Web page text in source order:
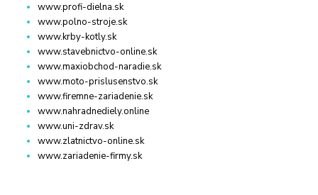
www.profi-dielna.sk
www.polno-stroje.sk
www.krby-kotly.sk
www.stavebnictvo-online.sk
www.maxiobchod-naradie.sk
www.moto-prislusenstvo.sk
www.firemne-zariadenie.sk
www.nahradnediely.online
www.uni-zdrav.sk
www.zlatnictvo-online.sk
www.zariadenie-firmy.sk